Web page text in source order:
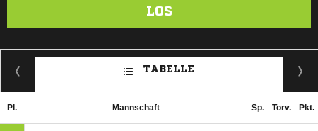
LOS
TABELLE
Pl. Mannschaft Sp. Torv. Pkt.